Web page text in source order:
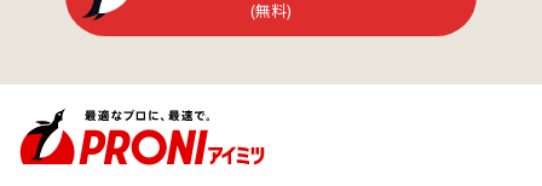
(無料)